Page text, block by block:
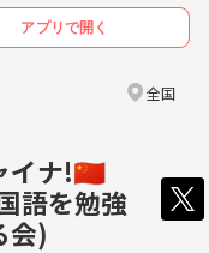
アプリで開く
全国
イナ!🇨🇳
語を勉強
会)